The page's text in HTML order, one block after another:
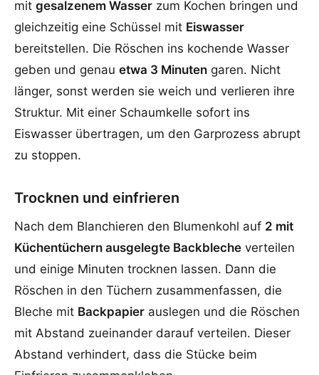
mit gesalzenem Wasser zum Kochen bringen und
gleichzeitig eine Schüssel mit Eiswasser
bereitstellen. Die Röschen ins kochende Wasser
geben und genau etwa 3 Minuten garen. Nicht
länger, sonst werden sie weich und verlieren ihre
Struktur. Mit einer Schaumkelle sofort ins
Eiswasser übertragen, um den Garprozess abrupt
zu stoppen.
Trocknen und einfrieren
Nach dem Blanchieren den Blumenkohl auf 2 mit
Küchentüchern ausgelegte Backbleche verteilen
und einige Minuten trocknen lassen. Dann die
Röschen in den Tüchern zusammenfassen, die
Bleche mit Backpapier auslegen und die Röschen
mit Abstand zueinander darauf verteilen. Dieser
Abstand verhindert, dass die Stücke beim